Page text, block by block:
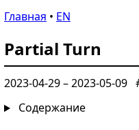
Главная • EN
Partial Turn
2023-04-29–2023-05-09
Содержание